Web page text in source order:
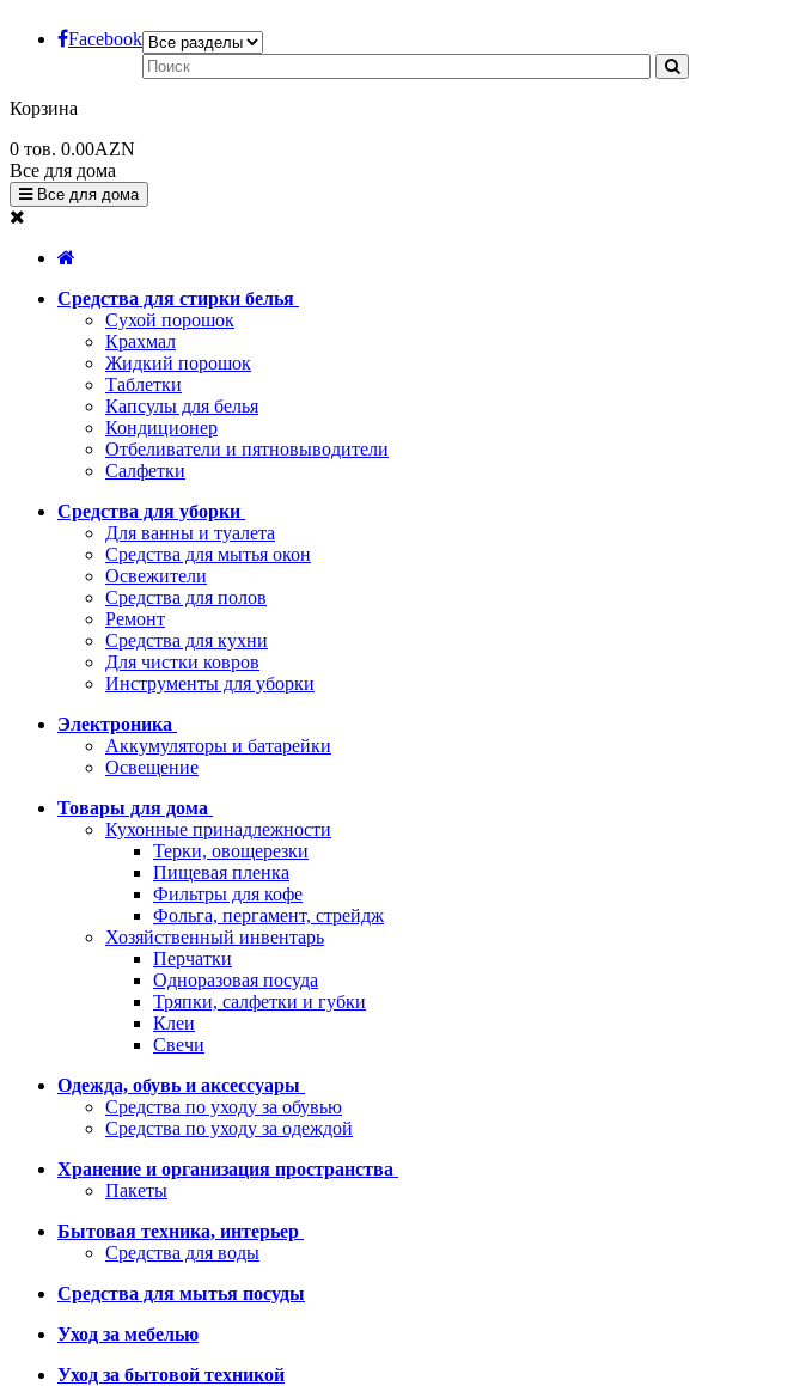
Facebook
Корзина
0 тов. 0.00AZN
Все для дома
Все для дома
Средства для стирки белья
Сухой порошок
Крахмал
Жидкий порошок
Таблетки
Капсулы для белья
Кондиционер
Отбеливатели и пятновыводители
Салфетки
Средства для уборки
Для ванны и туалета
Средства для мытья окон
Освежители
Средства для полов
Ремонт
Средства для кухни
Для чистки ковров
Инструменты для уборки
Электроника
Аккумуляторы и батарейки
Освещение
Товары для дома
Кухонные принадлежности
Терки, овощерезки
Пищевая пленка
Фильтры для кофе
Фольга, пергамент, стрейдж
Хозяйственный инвентарь
Перчатки
Одноразовая посуда
Тряпки, салфетки и губки
Клеи
Свечи
Одежда, обувь и аксессуары
Средства по уходу за обувью
Средства по уходу за одеждой
Хранение и организация пространства
Пакеты
Бытовая техника, интерьер
Средства для воды
Средства для мытья посуды
Уход за мебелью
Уход за бытовой техникой